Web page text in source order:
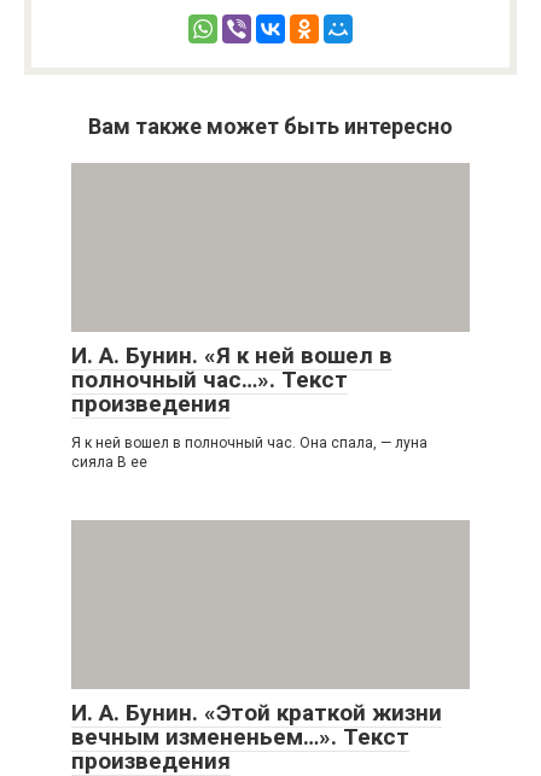
Вам также может быть интересно
И. А. Бунин. «Я к ней вошел в
полночный час…». Текст
произведения
Я к ней вошел в полночный час. Она спала, — луна
сияла В ее
И. А. Бунин. «Этой краткой жизни
вечным измененьем…». Текст
произведения